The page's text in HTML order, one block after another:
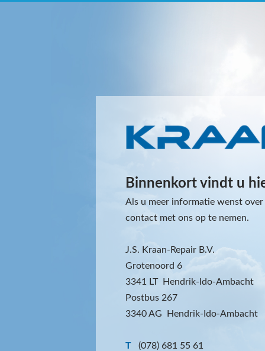
Binnenkort vindt u
Als u meer informatie wenst
contact met ons op te nemen.
J.S. Kraan-Repair B.V.
Grotenoord 6
3341 LT Hendrik-Ido-Ambacht
Postbus 267
3340 AG Hendrik-Ido-Ambacht
T
(078) 681 55 61